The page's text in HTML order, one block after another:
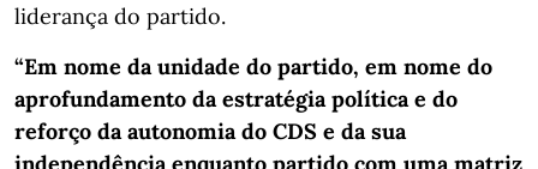
liderança do partido.
“Em nome da unidade do partido, em nome do
aprofundamento da estratégia política e do
reforço da autonomia do CDS e da sua
independência enquanto partido com uma matriz